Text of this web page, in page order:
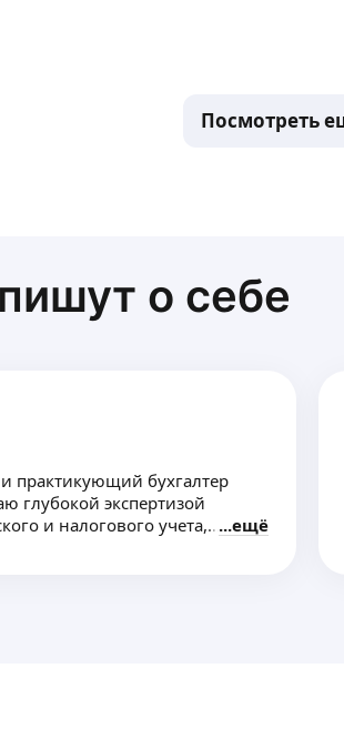
Посмотреть
о себе
практикующий бухгалтер
глубокой экспертизой
и налогового учета,
ещё